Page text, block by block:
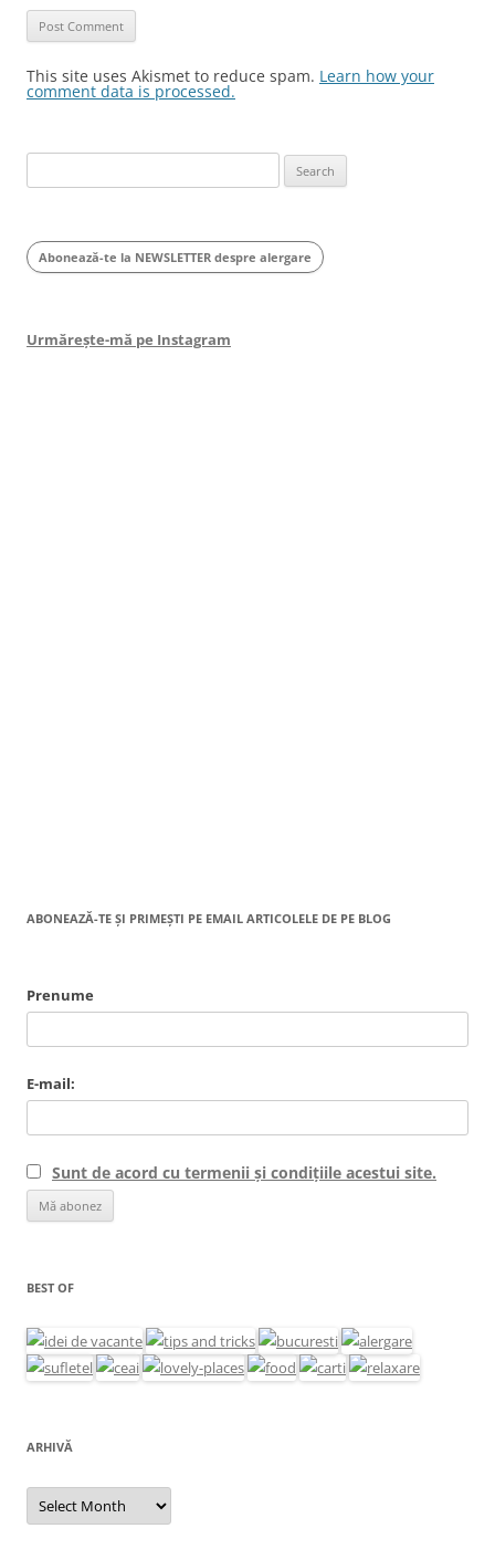
This site uses Akismet to reduce spam. Learn how your
comment data is processed.
for:
Abonează-te la NEWSLETTER despre alergare
Urmărește-mă pe Instagram
ABONEAZĂ-TE ȘI PRIMEȘTI PE EMAIL ARTICOLELE DE PE BLOG
Prenume
E-mail:
Sunt de acord cu termenii și condițiile acestui site.
BEST OF
ARHIVĂ
Arhivă